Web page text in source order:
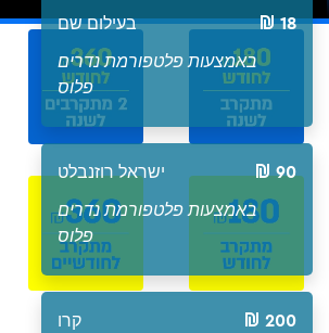
בעילום שם 18
באמצעות פלטפורמת נדרים
פלוס
ישראל רוזנבלט 90
באמצעות פלטפורמת נדרים
פלוס
קרו 200